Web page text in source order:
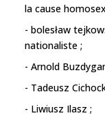
la cause
- bolesław
nationaliste ;
- Arnold
- Tadeusz
- Liwiusz Ilasz ;